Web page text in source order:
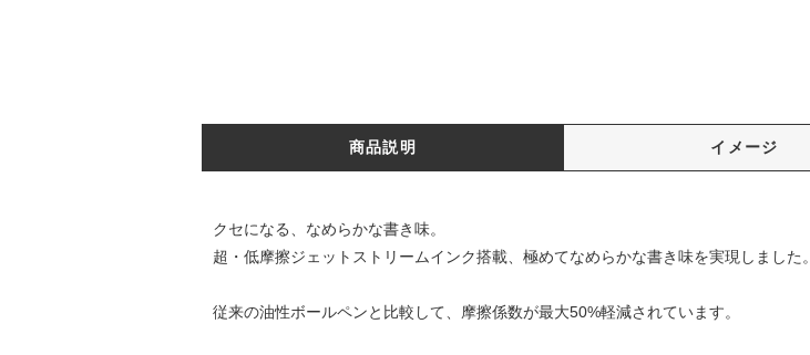
商品説明 イメージ
クセになる、なめらかな書き味。
超・低摩擦ジェットストリームインク搭載、極めてなめらかな書き味を実現しました。
従来の油性ボールペンと比較して、摩擦係数が最大50%軽減されています。